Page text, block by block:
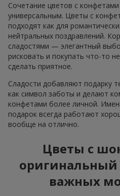
Сочетание цветов с
универсальным. Цветы с
подходят как для
нейтральных поздравлений.
сладостями — элегантный
рисковать и покупать что-то
сделать приятное.
Сладости добавляют подарку
как символ заботы и делают
конфетами более личной.
подарок всегда работают
вообще на отлично.
Цветы с
оригинальный
важных